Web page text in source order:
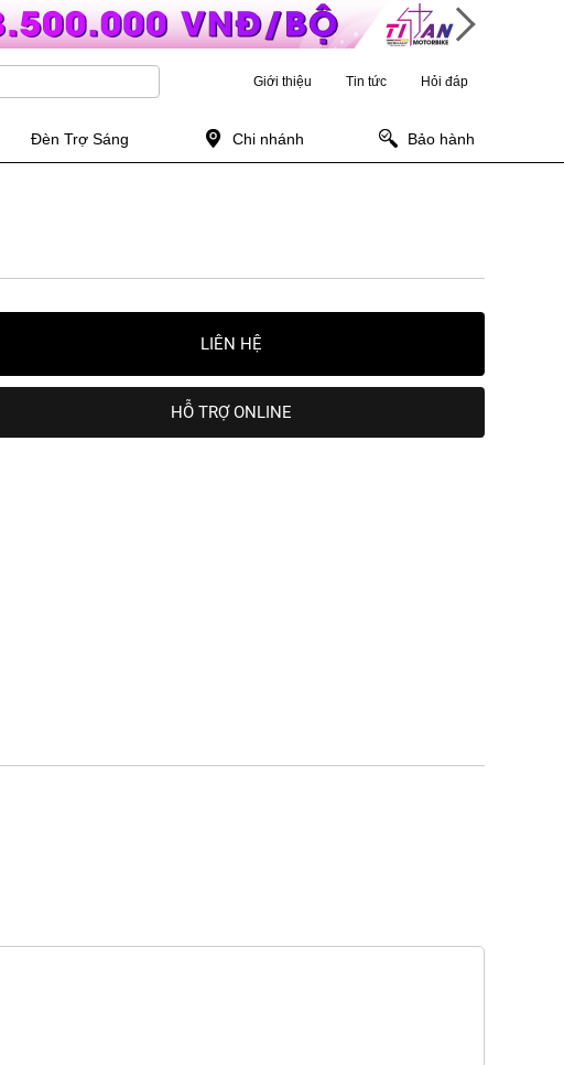
Giới thiệu Tin tức Hỏi đáp
Đèn Trợ Sáng Chi nhánh Bảo hành
LIÊN HỆ
HỖ TRỢ ONLINE